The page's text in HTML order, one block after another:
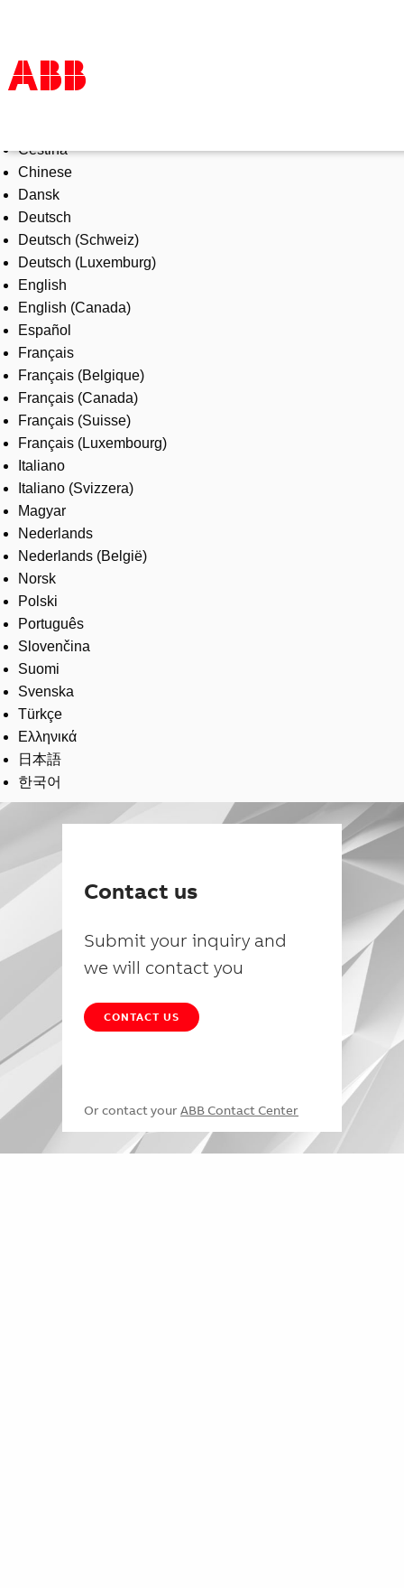
Products & Solutions
Industries
Services
About us
Where to buy
Contact us
Careers
Čeština
Chinese
Dansk
Deutsch
Deutsch (Schweiz)
Deutsch (Luxemburg)
English
English (Canada)
Español
Français
Français (Belgique)
Français (Canada)
Français (Suisse)
Français (Luxembourg)
Italiano
Italiano (Svizzera)
Magyar
Nederlands
Nederlands (België)
Norsk
Polski
Português
Slovenčina
Suomi
Svenska
Türkçe
Ελληνικά
日本語
한국어
Contact us
Submit your inquiry and
we will contact you
CONTACT US
Or contact your ABB Contact Center